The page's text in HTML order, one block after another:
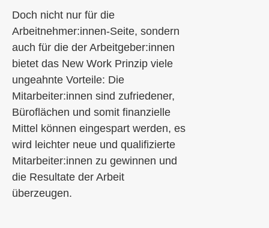
Doch nicht nur für die
Arbeitnehmer:innen-Seite, sondern
auch für die der Arbeitgeber:innen
bietet das New Work Prinzip viele
ungeahnte Vorteile: Die
Mitarbeiter:innen sind zufriedener,
Büroflächen und somit finanzielle
Mittel können eingespart werden, es
wird leichter neue und qualifizierte
Mitarbeiter:innen zu gewinnen und
die Resultate der Arbeit
überzeugen.